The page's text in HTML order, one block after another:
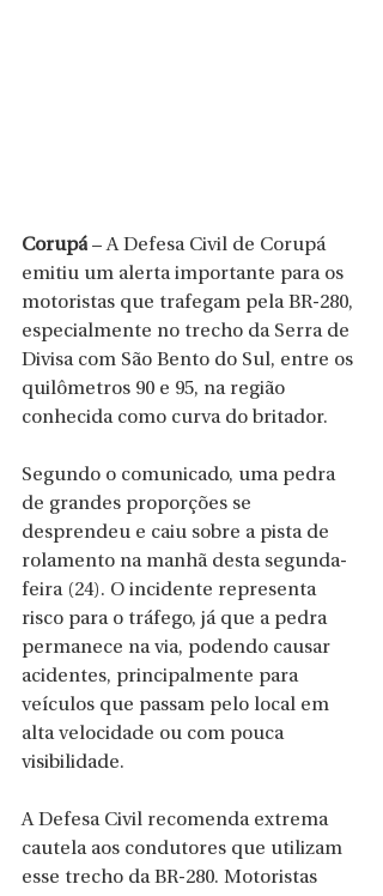
Corupá – A Defesa Civil de Corupá
emitiu um alerta importante para os
motoristas que trafegam pela BR-280,
especialmente no trecho da Serra de
Divisa com São Bento do Sul, entre os
quilômetros 90 e 95, na região
conhecida como curva do britador.
Segundo o comunicado, uma pedra
de grandes proporções se
desprendeu e caiu sobre a pista de
rolamento na manhã desta segunda-
feira (24). O incidente representa
risco para o tráfego, já que a pedra
permanece na via, podendo causar
acidentes, principalmente para
veículos que passam pelo local em
alta velocidade ou com pouca
visibilidade.
A Defesa Civil recomenda extrema
cautela aos condutores que utilizam
esse trecho da BR-280. Motoristas